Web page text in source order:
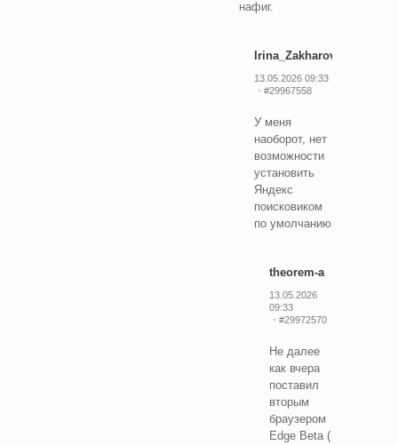
нафиг.
Irina_Zakharova
13.05.2026 09:33
#29967558
У меня
наоборот, нет
возможности
установить
Яндекс
поисковиком
по умолчанию
theorem-a
13.05.2026
09:33
#29972570
Не далее
как вчера
поставил
вторым
браузером
Edge Beta (